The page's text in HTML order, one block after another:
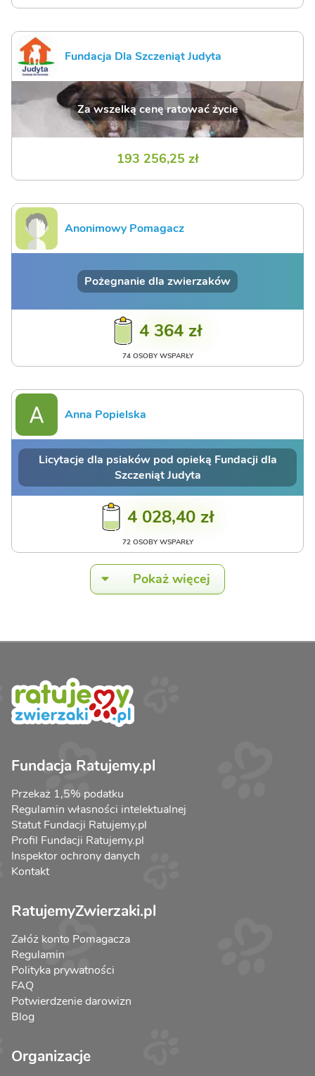
Fundacja Dla Szczeniąt Judyta
Za wszelką cenę ratować życie
193 256,25 zł
Anonimowy Pomagacz
Pożegnanie dla zwierzaków
4 364 zł
74 OSOBY WSPARŁY
Anna Popielska
Licytacje dla psiaków pod opieką Fundacji dla
Szczeniąt Judyta
4 028,40 zł
72 OSOBY WSPARŁY
Pokaż więcej
Fundacja Ratujemy.pl
Przekaż 1,5% podatku
Regulamin własności intelektualnej
Statut Fundacji Ratujemy.pl
Profil Fundacji Ratujemy.pl
Inspektor ochrony danych
Kontakt
RatujemyZwierzaki.pl
Załóż konto Pomagacza
Regulamin
Polityka prywatności
FAQ
Potwierdzenie darowizn
Blog
Organizacje